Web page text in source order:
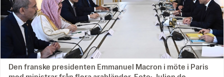
Den franske presidenten Emmanuel Macron i möte i Paris